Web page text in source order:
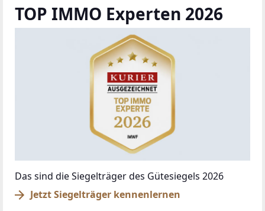
TOP IMMO Experten 2026
Das sind die Siegelträger des Gütesiegels 2026
Jetzt Siegelträger kennenlernen